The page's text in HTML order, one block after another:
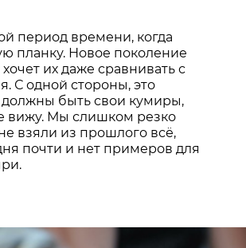
период времени, когда
планку. Новое поколение
их даже сравнивать с
С одной стороны, это
должны быть свои кумиры,
вижу. Мы слишком резко
взяли из прошлого всё,
почти и нет примеров для